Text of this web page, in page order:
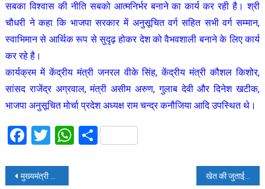
सबका विश्वास की नीति सबको आत्मनिर्भर बनाने का कार्य कर रही है। श्री
चौधरी ने कहा कि भाजपा सरकार में अनुसूचित वर्ग सहित सभी वर्ग सम्मान,
स्वाभिमान से आर्थिक रूप से सुदृढ़ होकर देश को वैभवशाली बनाने के लिए कार्य
कर रहे है।
कार्यक्रम में केंद्रीय मंत्री जनरल वीके सिंह, केंद्रीय मंत्री कौशल किशोर,
सांसद राजेंद्र अग्रवाल, मंत्री असीम अरुण, गुलाब देवी और दिनेश खटीक,
भाजपा अनुसूचित मोर्चा प्रदेश अध्यक्ष राम चन्द्र कनौजिया आदि उपस्थित थे।
Facebook
Twitter
WhatsApp
Share
Post
मुख्यमंत्री ने 632 करोड़ रु0 की 256 विकास परियोजनाओं का लोकार्पण एवं शिलान्यास किया खेत की जुताई के दौरान मिली भगवान शिव के परिवार की मूर्ति, लोगों की जुटी भीड़